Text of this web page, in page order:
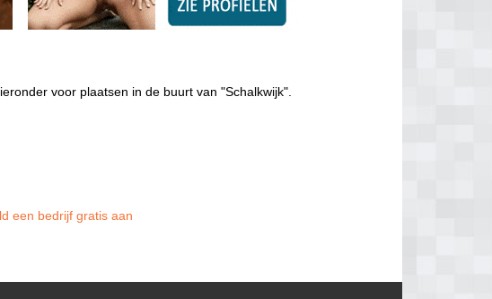
voor plaatsen in de buurt van "Schalkwijk".
een bedrijf gratis aan